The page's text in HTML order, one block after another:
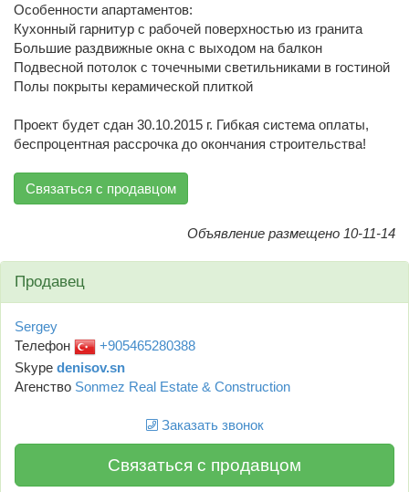
Особенности апартаментов:
Кухонный гарнитур с рабочей поверхностью из гранита
Большие раздвижные окна с выходом на балкон
Подвесной потолок с точечными светильниками в гостиной
Полы покрыты керамической плиткой
Проект будет сдан 30.10.2015 г. Гибкая система оплаты,
беспроцентная рассрочка до окончания строительства!
Связаться с продавцом
Объявление размещено 10-11-14
Продавец
Sergey
Телефон
+905465280388
Skype denisov.sn
Агенство Sonmez Real Estate & Construction
Заказать звонок
Связаться с продавцом